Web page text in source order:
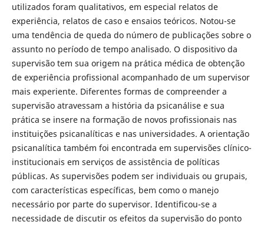
utilizados foram qualitativos, em especial relatos de
experiência, relatos de caso e ensaios teóricos. Notou-se
uma tendência de queda do número de publicações sobre o
assunto no período de tempo analisado. O dispositivo da
supervisão tem sua origem na prática médica de obtenção
de experiência profissional acompanhado de um supervisor
mais experiente. Diferentes formas de compreender a
supervisão atravessam a história da psicanálise e sua
prática se insere na formação de novos profissionais nas
instituições psicanalíticas e nas universidades. A orientação
psicanalítica também foi encontrada em supervisões clínico-
institucionais em serviços de assistência de políticas
públicas. As supervisões podem ser individuais ou grupais,
com características específicas, bem como o manejo
necessário por parte do supervisor. Identificou-se a
necessidade de discutir os efeitos da supervisão do ponto